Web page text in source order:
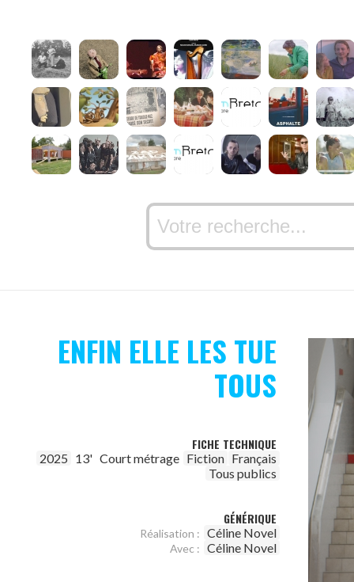
ENFIN ELLE LES TUE
TOUS
FICHE TECHNIQUE
2025 13' Court métrage Fiction Français
Tous publics
GÉNÉRIQUE
Réalisation : Céline Novel
Avec : Céline Novel